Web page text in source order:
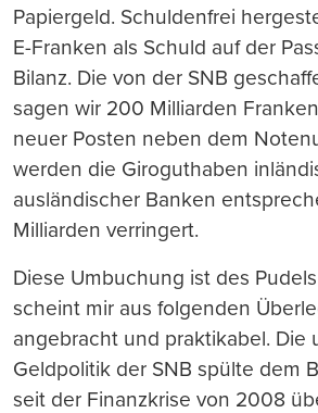
Papiergeld. Schuldenfrei
E-Franken als Schuld auf der
Bilanz. Die von der SNB
sagen wir 200 Milliarden
neuer Posten neben dem
werden die Giroguthaben
ausländischer Banken
Milliarden verringert.
Diese Umbuchung ist des
scheint mir aus folgenden
angebracht und praktikabel. Die
Geldpolitik der SNB spülte dem
seit der Finanzkrise von 2008